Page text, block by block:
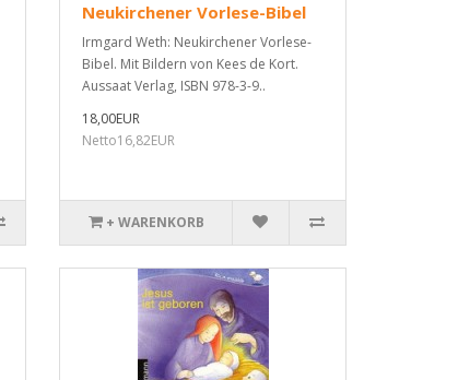
Neukirchener Vorlese-Bibel
Irmgard Weth: Neukirchener Vorlese-
Bibel. Mit Bildern von Kees de Kort.
Aussaat Verlag, ISBN 978-3-9..
18,00EUR
Netto16,82EUR
+ WARENKORB